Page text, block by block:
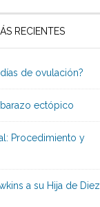
RECIENTES
de ovulación?
ectópico
Procedimiento y
a su Hija de Diez